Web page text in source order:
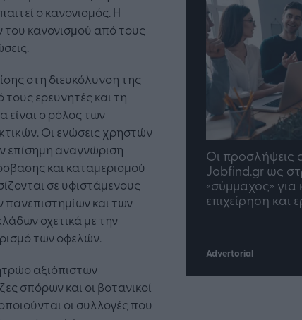
ο κανονισμός. Η
κανονισμού από τους
στη διευκόλυνση της
ερευνητές και τη
είναι ο ρόλος των
Οι ενώσεις χρηστών
επίσημη αναγνώριση
και καταμερισμού
σε υφιστάμενους
πανεπιστημίων και των
σχετικά με την
των οφελών.
αξιόπιστων
σπόρων και οι βοτανικοί
οι συλλογές που
Η Τεχνητή Νοημοσύνη: το νέο
λειτουργικό σύστημα της
επιχείρησης
Οι προσλήψεις
Jobfind.gr ως
«σύμμαχος» για
επιχείρηση και
Advertorial